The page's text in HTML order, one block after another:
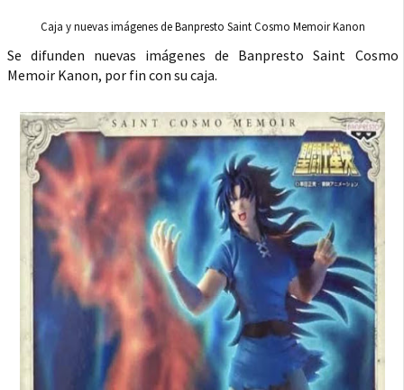
Caja y nuevas imágenes de Banpresto Saint Cosmo Memoir Kanon
Se difunden nuevas imágenes de Banpresto Saint Cosmo
Memoir Kanon, por fin con su caja.